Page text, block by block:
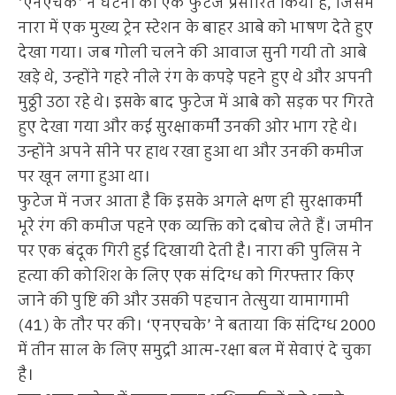
नारा में एक मुख्य ट्रेन स्टेशन के बाहर आबे को भाषण देते हुए
देखा गया। जब गोली चलने की आवाज सुनी गयी तो आबे
खड़े थे, उन्होंने गहरे नीले रंग के कपड़े पहने हुए थे और अपनी
मुठ्ठी उठा रहे थे। इसके बाद फुटेज में आबे को सड़क पर गिरते
हुए देखा गया और कई सुरक्षाकर्मी उनकी ओर भाग रहे थे।
उन्होंने अपने सीने पर हाथ रखा हुआ था और उनकी कमीज
पर खून लगा हुआ था।
फुटेज में नजर आता है कि इसके अगले क्षण ही सुरक्षाकर्मी
भूरे रंग की कमीज पहने एक व्यक्ति को दबोच लेते हैं। जमीन
पर एक बंदूक गिरी हुई दिखायी देती है। नारा की पुलिस ने
हत्या की कोशिश के लिए एक संदिग्ध को गिरफ्तार किए
जाने की पुष्टि की और उसकी पहचान तेत्सुया यामागामी
(41) के तौर पर की। ‘एनएचके’ ने बताया कि संदिग्ध 2000
में तीन साल के लिए समुद्री आत्म-रक्षा बल में सेवाएं दे चुका
है।